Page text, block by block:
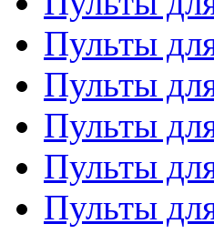
Пульты
Пульты
Пульты
Пульты
Пульты